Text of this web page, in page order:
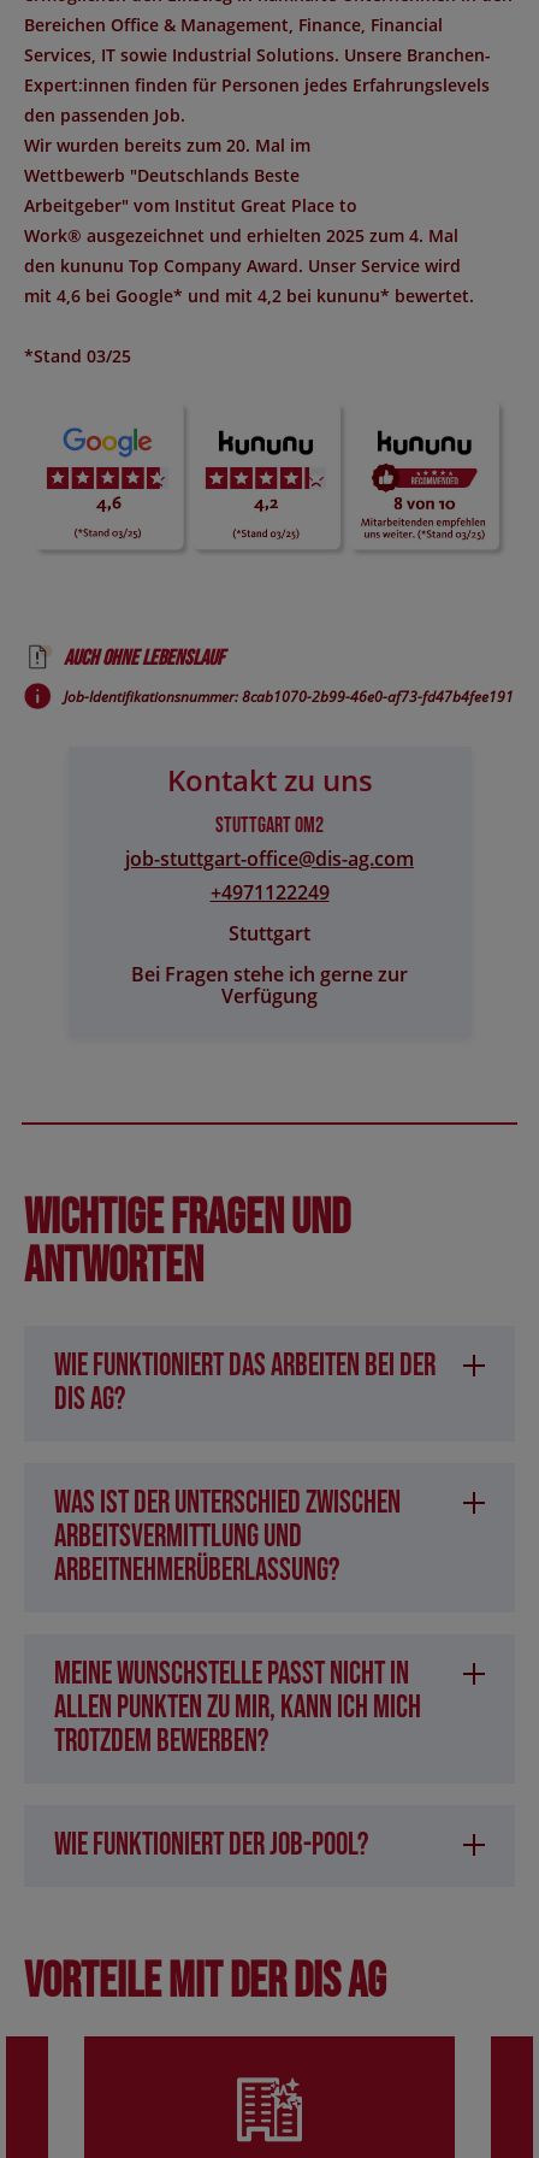
Bereichen Office & Management, Finance, Financial
Services, IT sowie Industrial Solutions. Unsere Branchen-
Expert:innen finden für Personen jedes Erfahrungslevels
den passenden Job.
Wir wurden bereits zum 20. Mal im
Wettbewerb "Deutschlands Beste
Arbeitgeber" vom Institut Great Place to
Work® ausgezeichnet und erhielten 2025 zum 4. Mal
den kununu Top Company Award. Unser Service wird
mit 4,6 bei Google* und mit 4,2 bei kununu* bewertet.
*Stand 03/25
Auch ohne Lebenslauf
Job-Identifikationsnummer: 8cab1070-2b99-46e0-af73-fd47b4fee191
Kontakt zu uns
Stuttgart OM2
job-stuttgart-office@​dis-ag.com
+4971122249
Stuttgart
Bei Fragen stehe ich gerne zur
Verfügung
Wichtige Fragen und
Antworten
Wie funktioniert das Arbeiten bei der
DIS AG?
Was ist der Unterschied zwischen
Arbeitsvermittlung und
Arbeitnehmerüberlassung?
Meine Wunschstelle passt nicht in
allen Punkten zu mir, kann ich mich
trotzdem bewerben?
Wie funktioniert der Job-Pool?
Vorteile mit der DIS AG